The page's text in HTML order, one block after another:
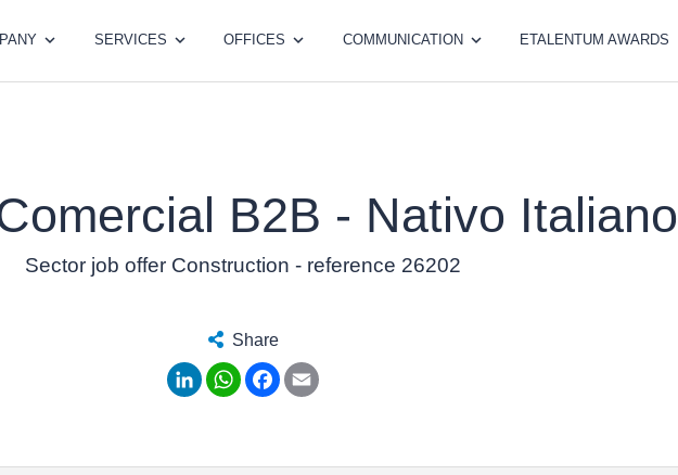
SERVICES OFFICES COMMUNICATION ETALENTUM AWARDS
B2B - Nativo Italiano
Sector job offer Construction - reference 26202
Share
LinkedInWhatsApp
Facebook